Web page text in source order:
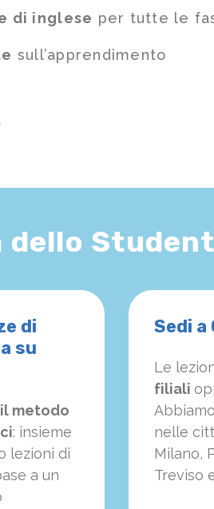
di inglese per tutte le
sull’apprendimento
dello
di
su
metodo
: insieme
lezioni di
a un
Sedi a
Le
filiali
Abbiamo
nelle
Milano,
Treviso